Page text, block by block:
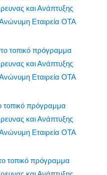
και Ανάπτυξης
Εταιρεία ΟΤΑ
τοπικό πρόγραμμα
και Ανάπτυξης
Εταιρεία ΟΤΑ
τοπικό πρόγραμμα
και Ανάπτυξης
Εταιρεία ΟΤΑ
τοπικό πρόγραμμα